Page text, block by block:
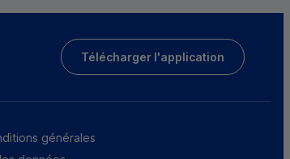
Télécharger l'application
générales